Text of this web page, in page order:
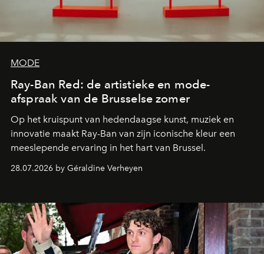
MODE
Ray-Ban Red: de artistieke en mode-
afspraak van de Brusselse zomer
Op het kruispunt van hedendaagse kunst, muziek en
innovatie maakt Ray-Ban van zijn iconische kleur een
meeslepende ervaring in het hart van Brussel.
28.07.2026 by Géraldine Verheyen